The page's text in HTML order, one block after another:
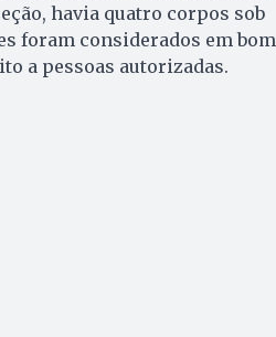
havia quatro corpos sob
foram considerados em bom
a pessoas autorizadas.